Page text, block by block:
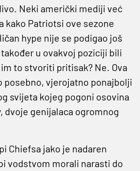
Neki američki mediji već
kako Patriotsi ove sezone
hype nije se podigao još
također u ovakvoj poziciji bili
to stvoriti pritisak? Ne. Ova
posebno, vjerojatno ponajbolji
svijeta kojeg pogoni osovina
dvoje genijalaca ogromnog
Chiefsa jako je nadaren
vodstvom morali narasti do